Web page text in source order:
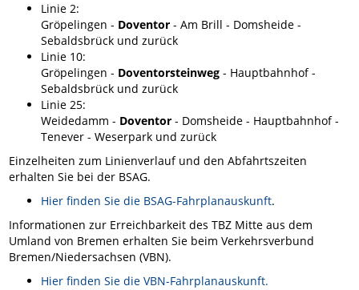
Linie 2:
Gröpelingen - Doventor - Am Brill - Domsheide -
Sebaldsbrück und zurück
Linie 10:
Gröpelingen - Doventorsteinweg - Hauptbahnhof -
Sebaldsbrück und zurück
Linie 25:
Weidedamm - Doventor - Domsheide - Hauptbahnhof -
Tenever - Weserpark und zurück
Einzelheiten zum Linienverlauf und den Abfahrtszeiten
erhalten Sie bei der BSAG.
Hier finden Sie die BSAG-Fahrplanauskunft.
Informationen zur Erreichbarkeit des TBZ Mitte aus dem
Umland von Bremen erhalten Sie beim Verkehrsverbund
Bremen/Niedersachsen (VBN).
Hier finden Sie die VBN-Fahrplanauskunft.